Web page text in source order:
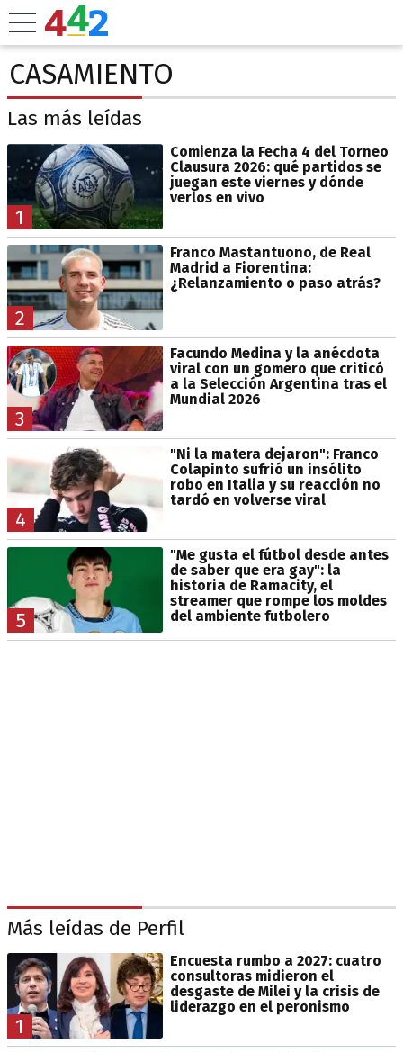
CASAMIENTO
Las más leídas
1
Comienza la Fecha 4 del Torneo
Clausura 2026: qué partidos se
juegan este viernes y dónde
verlos en vivo
2
Franco Mastantuono, de Real
Madrid a Fiorentina:
¿Relanzamiento o paso atrás?
3
Facundo Medina y la anécdota
viral con un gomero que criticó
a la Selección Argentina tras el
Mundial 2026
4
"Ni la matera dejaron": Franco
Colapinto sufrió un insólito
robo en Italia y su reacción no
tardó en volverse viral
5
"Me gusta el fútbol desde antes
de saber que era gay": la
historia de Ramacity, el
streamer que rompe los moldes
del ambiente futbolero
Más leídas de Perfil
1
Encuesta rumbo a 2027: cuatro
consultoras midieron el
desgaste de Milei y la crisis de
liderazgo en el peronismo